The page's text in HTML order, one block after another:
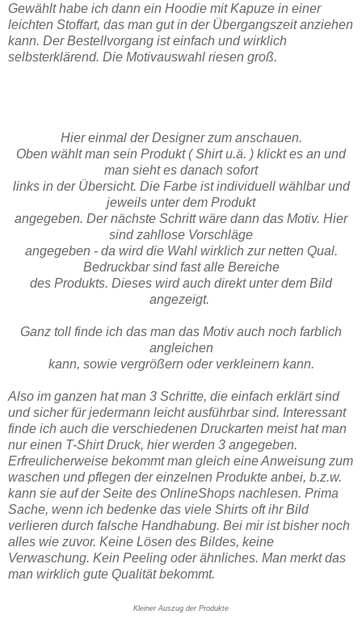
Gewählt habe ich dann ein Hoodie mit Kapuze in einer
leichten Stoffart, das man gut in der Übergangszeit anziehen
kann. Der Bestellvorgang ist einfach und wirklich
selbsterklärend. Die Motivauswahl riesen groß.
Hier einmal der Designer zum anschauen.
Oben wählt man sein Produkt ( Shirt u.ä. ) klickt es an und
man sieht es danach sofort
links in der Übersicht. Die Farbe ist individuell wählbar und
jeweils unter dem Produkt
angegeben. Der nächste Schritt wäre dann das Motiv. Hier
sind zahllose Vorschläge
angegeben - da wird die Wahl wirklich zur netten Qual.
Bedruckbar sind fast alle Bereiche
des Produkts. Dieses wird auch direkt unter dem Bild
angezeigt.
Ganz toll finde ich das man das Motiv auch noch farblich
angleichen
kann, sowie vergrößern oder verkleinern kann.
Also im ganzen hat man 3 Schritte, die einfach erklärt sind
und sicher für jedermann leicht ausführbar sind. Interessant
finde ich auch die verschiedenen Druckarten meist hat man
nur einen T-Shirt Druck, hier werden 3 angegeben.
Erfreulicherweise bekommt man gleich eine Anweisung zum
waschen und pflegen der einzelnen Produkte anbei, b.z.w.
kann sie auf der Seite des OnlineShops nachlesen. Prima
Sache, wenn ich bedenke das viele Shirts oft ihr Bild
verlieren durch falsche Handhabung. Bei mir ist bisher noch
alles wie zuvor. Keine Lösen des Bildes, keine
Verwaschung. Kein Peeling oder ähnliches. Man merkt das
man wirklich gute Qualität bekommt.
Kleiner Auszug der Produkte